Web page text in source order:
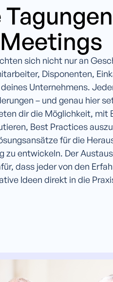
sich nicht nur an
Disponenten,
Unternehmens.
– und genau hier
dir die Möglichkeit, mit
Best Practices
für die
zu entwickeln. Der
dass jeder von den
Ideen direkt in die